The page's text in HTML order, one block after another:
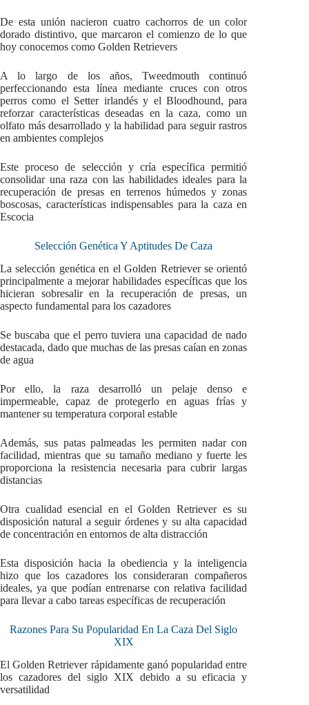
De esta unión nacieron cuatro cachorros de un color
dorado distintivo, que marcaron el comienzo de lo que
hoy conocemos como Golden Retrievers
A lo largo de los años, Tweedmouth continuó
perfeccionando esta línea mediante cruces con otros
perros como el Setter irlandés y el Bloodhound, para
reforzar características deseadas en la caza, como un
olfato más desarrollado y la habilidad para seguir rastros
en ambientes complejos
Este proceso de selección y cría específica permitió
consolidar una raza con las habilidades ideales para la
recuperación de presas en terrenos húmedos y zonas
boscosas, características indispensables para la caza en
Escocia
Selección Genética Y Aptitudes De Caza
La selección genética en el Golden Retriever se orientó
principalmente a mejorar habilidades específicas que los
hicieran sobresalir en la recuperación de presas, un
aspecto fundamental para los cazadores
Se buscaba que el perro tuviera una capacidad de nado
destacada, dado que muchas de las presas caían en zonas
de agua
Por ello, la raza desarrolló un pelaje denso e
impermeable, capaz de protegerlo en aguas frías y
mantener su temperatura corporal estable
Además, sus patas palmeadas les permiten nadar con
facilidad, mientras que su tamaño mediano y fuerte les
proporciona la resistencia necesaria para cubrir largas
distancias
Otra cualidad esencial en el Golden Retriever es su
disposición natural a seguir órdenes y su alta capacidad
de concentración en entornos de alta distracción
Esta disposición hacia la obediencia y la inteligencia
hizo que los cazadores los consideraran compañeros
ideales, ya que podían entrenarse con relativa facilidad
para llevar a cabo tareas específicas de recuperación
Razones Para Su Popularidad En La Caza Del Siglo
XIX
El Golden Retriever rápidamente ganó popularidad entre
los cazadores del siglo XIX debido a su eficacia y
versatilidad